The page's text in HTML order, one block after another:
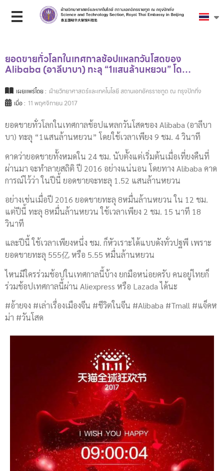
ยอดขายทั่วโลกในเทศกาลช้อปแหลกวันโสดของ
Alibaba (อาลีบาบา) ทะลุ “1แสนล้านหยวน” โด…
เผยแพร่โดย : ฝ่ายวิทยาศาสตร์และเทคโนโลยี สถานเอกอัครราชทูต ณ กรุงปักกิ่ง
เมื่อ : 11 พฤศจิกายน 2017
ยอดขายทั่วโลกในเทศกาลช้อปแหลกวันโสดของ Alibaba (อาลีบา
บา) ทะลุ “1แสนล้านหยวน” โดยใช้เวลาเพียง 9 ชม. 4 วินาที
คาดว่ายอดขายทั้งหมดใน 24 ชม. นับตั้งแต่เริ่มต้นเมื่อเที่ยงคืนที่
ผ่านมา จะทำลายสถิติ ปี 2016 อย่างแน่นอน โดยทาง Alibaba คาด
การณ์ไว้ว่า ในปีนี้ ยอดขายจะทะลุ 1.52 แสนล้านหยวน
อย่างเช่นเมื่อปี 2016 ยอดขายทะลุ 8หมื่นล้านหยวน ใน 12 ชม.
แต่ปีนี้ ทะลุ 8หมื่นล้านหยวน ใช้เวลาเพียง 2 ชม. 15 นาที 18
วินาที
และปีนี้ ใช้เวลาเพียงหนึ่ง ชม. ก็หัวเราะได้แบบดังทั่วปฐพี เพราะ
ยอดขายทะลุ 555亿 หรือ 5.55 หมื่นล้านหยวน
ไหนมีใครร่วมช้อปในเทศกาลนี้บ้าง ยกมือหน่อยครับ คนอยู่ไทยก็
ร่วมช้อปเทศกาลนี้ผ่าน Aliexpress หรือ Lazada ได้นะ
#อ้ายจง #เล่าเรื่องเมืองจีน #ชีวิตในจีน #Alibaba #Tmall #แจ็คห
ม่า #วันโสด